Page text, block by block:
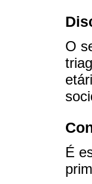
O
É